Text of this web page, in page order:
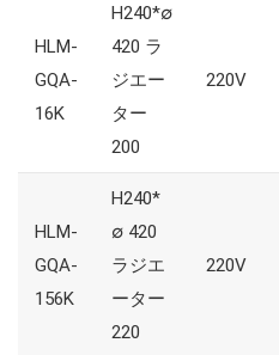
HLM-
GQA-
16K
H240*∅
420 ラ
ジエー
ター
200
220V
HLM-
GQA-
156K
H240*
∅ 420
ラジエ
ーター
220
220V